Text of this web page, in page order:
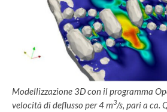
Modellizzazione 3D con il programma
velocità di deflusso per 4 m3/s, pari a ca.